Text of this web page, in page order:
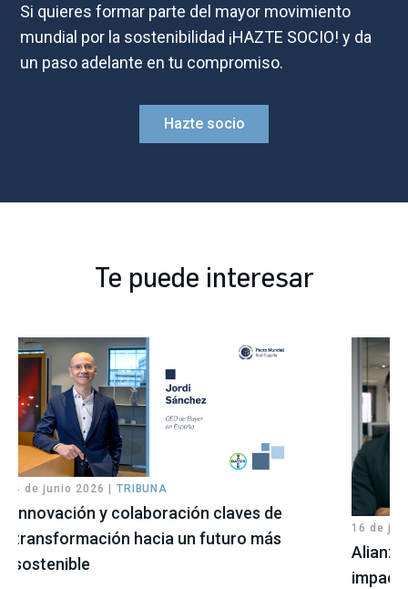
Si quieres formar parte del mayor movimiento
mundial por la sostenibilidad ¡HAZTE SOCIO! y da
un paso adelante en tu compromiso.
Hazte socio
Te puede interesar
4 de junio 2026 | TRIBUNA
Innovación y colaboración claves de
transformación hacia un futuro más
sostenible
16 de